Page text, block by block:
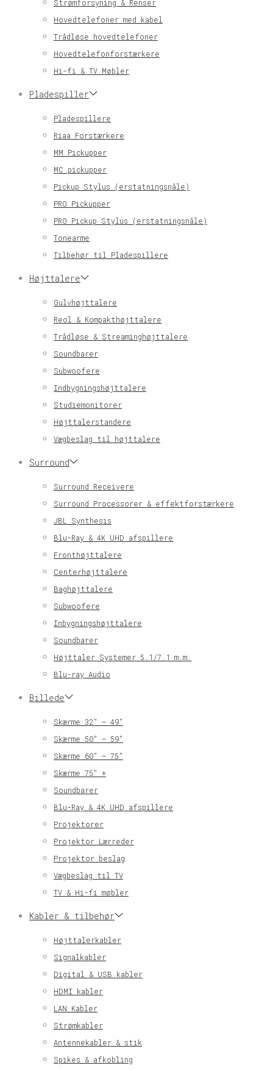
Strømforsyning & Renser
Hovedtelefoner med kabel
Trådløse hovedtelefoner
Hovedtelefonforstærkere
Hi-fi & TV Møbler
Pladespiller
Pladespillere
Riaa Forstærkere
MM Pickupper
MC pickupper
Pickup Stylus (erstatningsnåle)
PRO Pickupper
PRO Pickup Stylus (erstatningsnåle)
Tonearme
Tilbehør til Pladespillere
Højttalere
Gulvhøjttalere
Reol & Kompakthøjttalere
Trådløse & Streaminghøjttalere
Soundbarer
Subwoofere
Indbygningshøjttalere
Studiemonitorer
Højttalerstandere
Vægbeslag til højttalere
Surround
Surround Receivere
Surround Processorer & effektforstærkere
JBL Synthesis
Blu-Ray & 4K UHD afspillere
Fronthøjttalere
Centerhøjttalere
Baghøjttalere
Subwoofere
Inbygningshøjttalere
Soundbarer
Højttaler Systemer 5.1/7.1 m.m.
Blu-ray Audio
Billede
Skærme 32″ – 49″
Skærme 50″ – 59″
Skærme 60″ – 75″
Skærme 75″ +
Soundbarer
Blu-Ray & 4K UHD afspillere
Projektorer
Projektor Lærreder
Projektor beslag
Vægbeslag til TV
TV & Hi-fi møbler
Kabler & tilbehør
Højttalerkabler
Signalkabler
Digital & USB kabler
HDMI kabler
LAN Kabler
Strømkabler
Antennekabler & stik
Spikes & afkobling